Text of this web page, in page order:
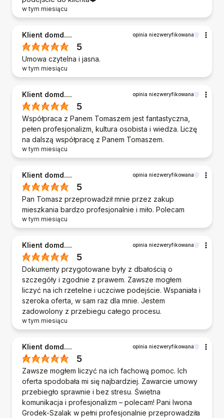
w tym miesiącu
Klient domd.... opinia niezweryfikowana
5
Umowa czytelna i jasna.
w tym miesiącu
Klient domd.... opinia niezweryfikowana
5
Współpraca z Panem Tomaszem jest fantastyczna,
pełen profesjonalizm, kultura osobista i wiedza. Liczę
na dalszą współpracę z Panem Tomaszem.
w tym miesiącu
Klient domd.... opinia niezweryfikowana
5
Pan Tomasz przeprowadził mnie przez zakup
mieszkania bardzo profesjonalnie i miło. Polecam
w tym miesiącu
Klient domd.... opinia niezweryfikowana
5
Dokumenty przygotowane były z dbałością o
szczegóły i zgodnie z prawem. Zawsze mogłem
liczyć na ich rzetelne i uczciwe podejście. Wspaniała i
szeroka oferta, w sam raz dla mnie. Jestem
zadowolony z przebiegu całego procesu.
w tym miesiącu
Klient domd.... opinia niezweryfikowana
5
Zawsze mogłem liczyć na ich fachową pomoc. Ich
oferta spodobała mi się najbardziej. Zawarcie umowy
przebiegło sprawnie i bez stresu. Świetna
komunikacja i profesjonalizm – polecam! Pani Iwona
Grodek-Szalak w pełni profesjonalnie przeprowadziła